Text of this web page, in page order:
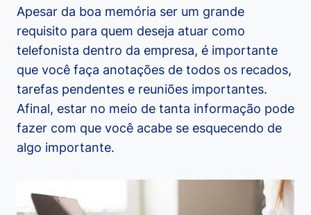
Apesar da boa memória ser um grande
requisito para quem deseja atuar como
telefonista dentro da empresa, é importante
que você faça anotações de todos os recados,
tarefas pendentes e reuniões importantes.
Afinal, estar no meio de tanta informação pode
fazer com que você acabe se esquecendo de
algo importante.